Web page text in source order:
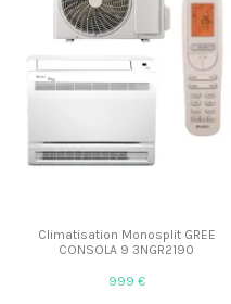
Climatisation Monosplit GREE
CONSOLA 9 3NGR2190
999 €